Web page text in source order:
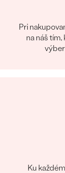
Pri
na náš
Ku